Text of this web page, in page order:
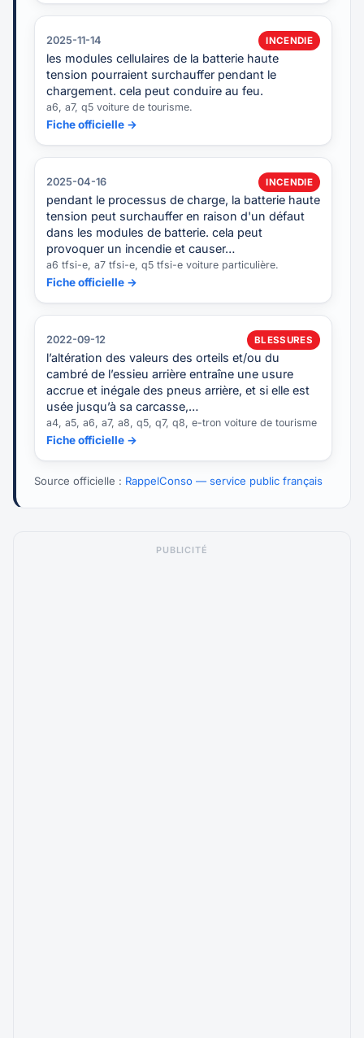
2025-11-14 INCENDIE
les modules cellulaires de la batterie haute
tension pourraient surchauffer pendant le
chargement. cela peut conduire au feu.
a6, a7, q5 voiture de tourisme.
Fiche officielle →
2025-04-16 INCENDIE
pendant le processus de charge, la batterie haute
tension peut surchauffer en raison d'un défaut
dans les modules de batterie. cela peut
provoquer un incendie et causer…
a6 tfsi-e, a7 tfsi-e, q5 tfsi-e voiture particulière.
Fiche officielle →
2022-09-12 BLESSURES
l’altération des valeurs des orteils et/ou du
cambré de l’essieu arrière entraîne une usure
accrue et inégale des pneus arrière, et si elle est
usée jusqu’à sa carcasse,…
a4, a5, a6, a7, a8, q5, q7, q8, e-tron voiture de tourisme
Fiche officielle →
Source officielle : RappelConso — service public français
PUBLICITÉ